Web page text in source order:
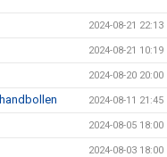
2024-08-21 22:13
2024-08-21 10:19
2024-08-20 20:00
2024-08-11 21:45
2024-08-05 18:00
2024-08-03 18:00